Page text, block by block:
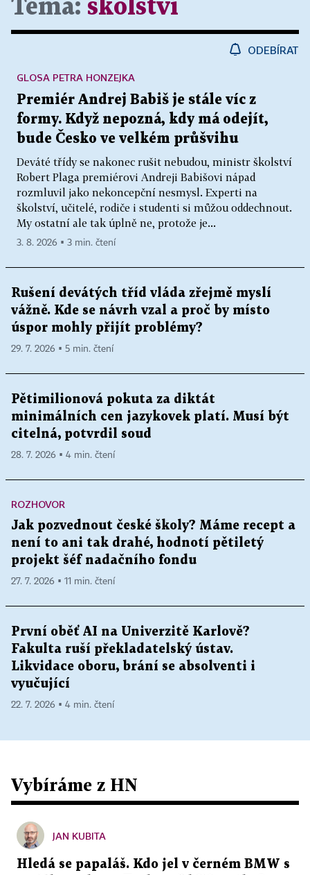
Téma: školství
ODEBÍRAT
Premiér Andrej Babiš je stále víc z
formy. Když nepozná, kdy má odejít,
bude Česko ve velkém průšvihu
Deváté třídy se nakonec rušit nebudou, ministr školství
Robert Plaga premiérovi Andreji Babišovi nápad
rozmluvil jako nekoncepční nesmysl. Experti na
školství, učitelé, rodiče i studenti si můžou oddechnout.
My ostatní ale tak úplně ne, protože je...
GLOSA PETRA HONZEJKA
3. 8. 2026 ▪ 3 min. čtení
Rušení devátých tříd vláda zřejmě myslí
vážně. Kde se návrh vzal a proč by místo
úspor mohly přijít problémy?
29. 7. 2026 ▪ 5 min. čtení
Pětimilionová pokuta za diktát
minimálních cen jazykovek platí. Musí být
citelná, potvrdil soud
28. 7. 2026 ▪ 4 min. čtení
ROZHOVOR
Jak pozvednout české školy? Máme recept a
není to ani tak drahé, hodnotí pětiletý
projekt šéf nadačního fondu
27. 7. 2026 ▪ 11 min. čtení
První oběť AI na Univerzitě Karlově?
Fakulta ruší překladatelský ústav.
Likvidace oboru, brání se absolventi i
vyučující
22. 7. 2026 ▪ 4 min. čtení
Vybíráme z HN
JAN KUBITA
Hledá se papaláš. Kdo jel v černém BMW s